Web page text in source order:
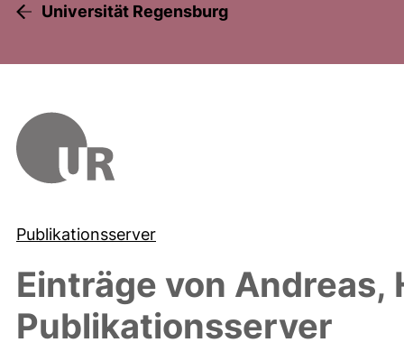
Universität Regensburg
Publikationsserver
Einträge von Andreas,
Publikationsserver